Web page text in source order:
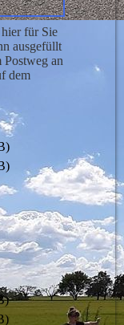
für Sie
ausgefüllt
Postweg an
dem